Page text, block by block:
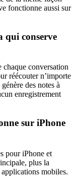
fonctionne aussi sur
qui conserve
chaque conversation
réécouter n’importe
des notes à
enregistrement
sur iPhone
pour iPhone et
plus la
mobiles.